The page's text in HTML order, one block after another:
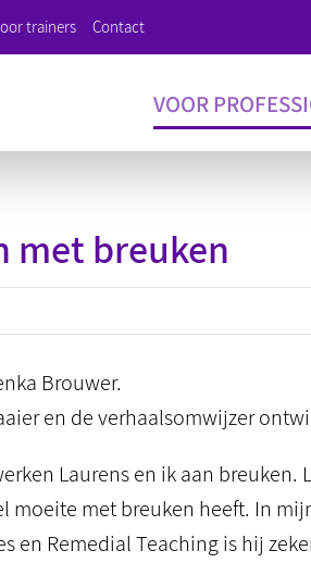
trainers Contact
VOOR
met breuken
Brouwer.
en de verhaalsomwijzer
Laurens en ik aan breuken.
moeite met breuken heeft. In
en Remedial Teaching is hij